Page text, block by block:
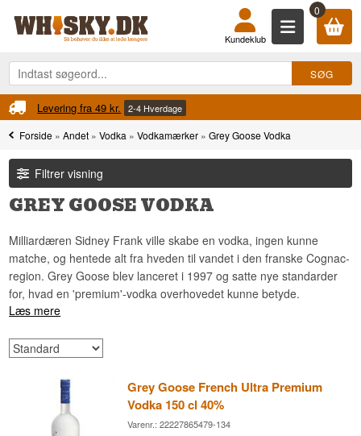
0
Kundeklub
Levering fra 49 kr. 2-4 Hverdage
Forside »Andet »Vodka »Vodkamærker »Grey Goose Vodka
Filtrer visning
GREY GOOSE VODKA
Milliardæren Sidney Frank ville skabe en vodka, ingen kunne
matche, og hentede alt fra hveden til vandet i den franske Cognac-
region. Grey Goose blev lanceret i 1997 og satte nye standarder
for, hvad en 'premium'-vodka overhovedet kunne betyde.
Læs mere
Grey Goose French Ultra Premium
Vodka 150 cl 40%
Varenr.: 22227865479-134